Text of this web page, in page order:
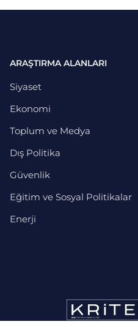
ARAŞTIRMA ALANLARI
Siyaset
Ekonomi
Toplum ve Medya
Dış Politika
Güvenlik
Eğitim ve Sosyal Politikalar
Enerji